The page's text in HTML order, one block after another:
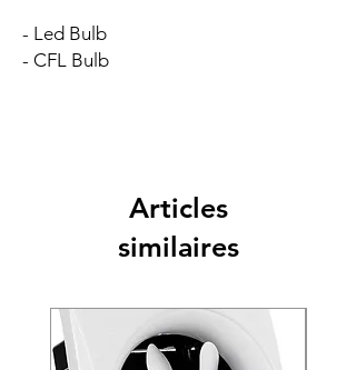
- Led Bulb
- CFL Bulb
Articles
similaires